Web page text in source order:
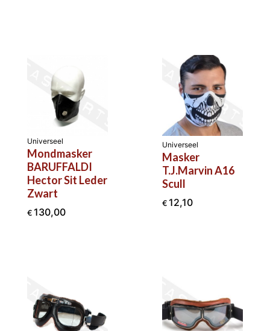
Universeel
Mondmasker
BARUFFALDI
Hector Sit Leder
Zwart
€ 130,00
Universeel
Masker
T.J.Marvin A16
Scull
€ 12,10